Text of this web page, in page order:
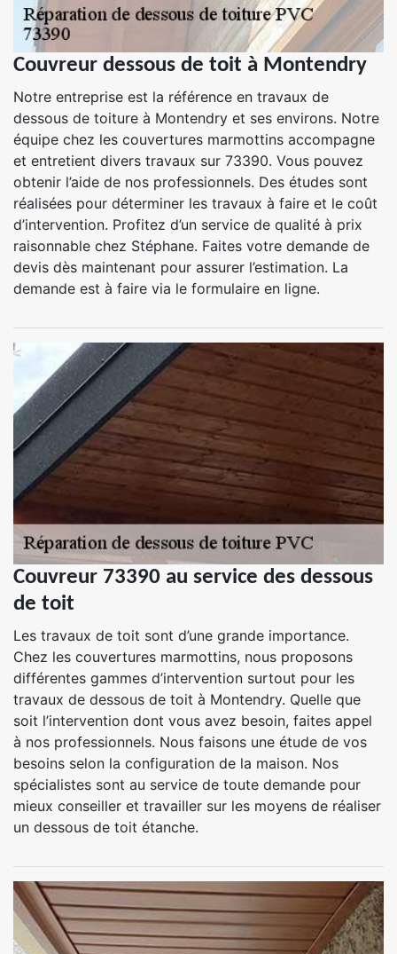
Couvreur dessous de toit à Montendry
Notre entreprise est la référence en travaux de
dessous de toiture à Montendry et ses environs. Notre
équipe chez les couvertures marmottins accompagne
et entretient divers travaux sur 73390. Vous pouvez
obtenir l’aide de nos professionnels. Des études sont
réalisées pour déterminer les travaux à faire et le coût
d’intervention. Profitez d’un service de qualité à prix
raisonnable chez Stéphane. Faites votre demande de
devis dès maintenant pour assurer l’estimation. La
demande est à faire via le formulaire en ligne.
Couvreur 73390 au service des dessous
de toit
Les travaux de toit sont d’une grande importance.
Chez les couvertures marmottins, nous proposons
différentes gammes d’intervention surtout pour les
travaux de dessous de toit à Montendry. Quelle que
soit l’intervention dont vous avez besoin, faites appel
à nos professionnels. Nous faisons une étude de vos
besoins selon la configuration de la maison. Nos
spécialistes sont au service de toute demande pour
mieux conseiller et travailler sur les moyens de réaliser
un dessous de toit étanche.